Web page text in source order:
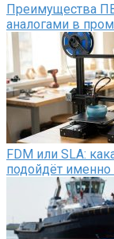
Преимущества
аналогами в
FDM или SLA:
подойдёт